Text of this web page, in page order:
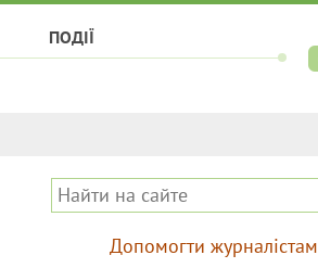
ПОДІЇ
Допомогти журналістам